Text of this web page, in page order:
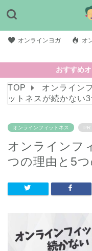
オンラインヨガ オ
おすすめ
TOP オンライン
ットネスが続かない
オンラインフィットネス PR
オンラインフ
つの理由と5